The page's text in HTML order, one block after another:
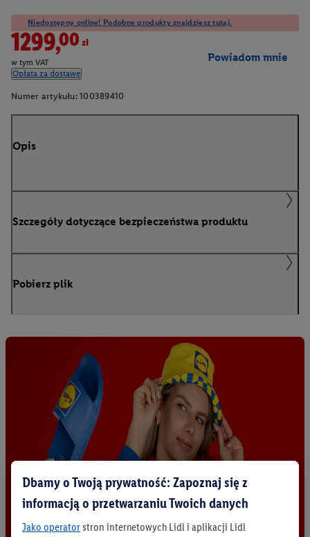
Niedostępny online! Podobne produkty znajdziesz tutaj.
1299,00zł
w tym VAT
Opłata za dostawę
Powiadom mnie
Numer artykułu: 100389410
Opis
Szczegóły dotyczące bezpieczeństwa produktu
Pobierz plik
Dbamy o Twoją prywatność: Zapoznaj się z
informacją o przetwarzaniu Twoich danych
Jako operatorstron internetowych Lidl i aplikacji Lidl